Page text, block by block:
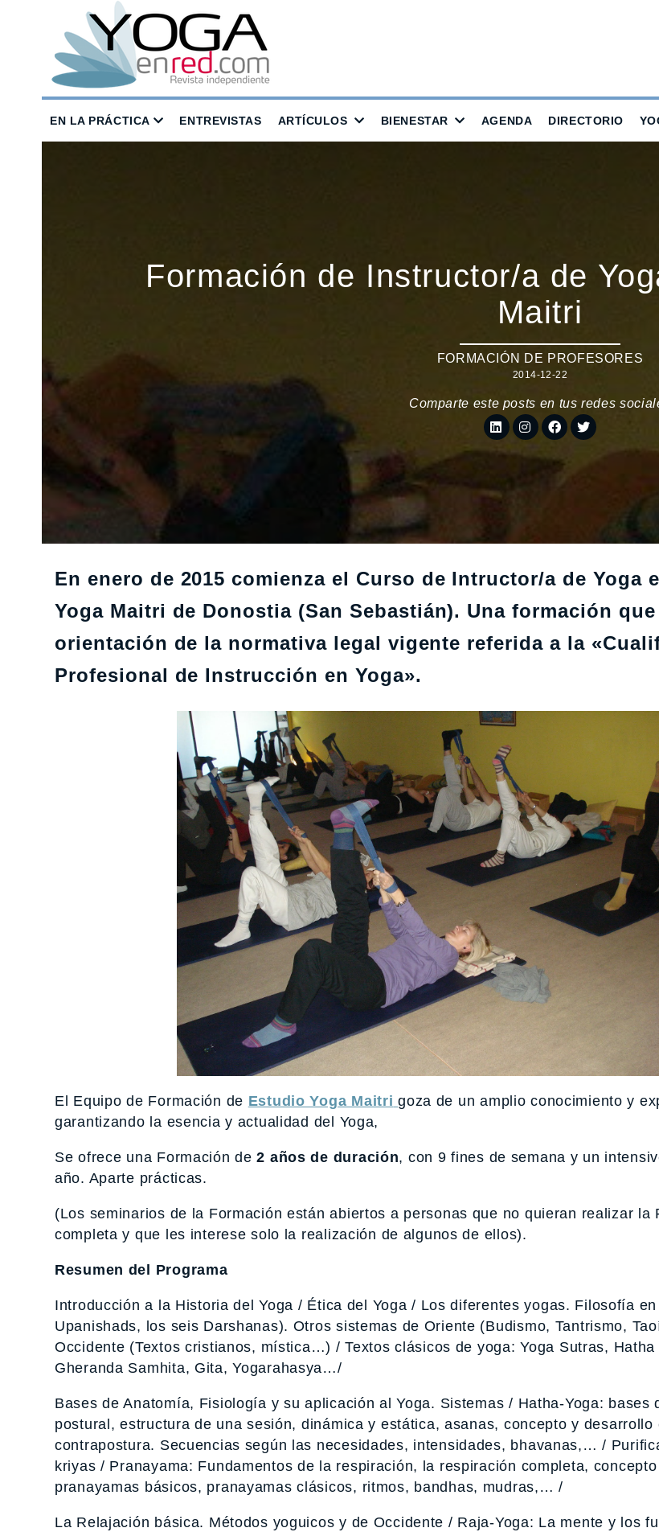
EN LA PRÁCTICA ENTREVISTAS ARTÍCULOS BIENESTAR AGENDA DIRECTORIO
Formación de Instructor/a de
Maitri
FORMACIÓN DE PROFESORES
2014-12-22
Comparte este posts en tus redes
En enero de 2015 comienza el Curso de Intructor/a de Yoga
Yoga Maitri de Donostia (San Sebastián). Una formación
orientación de la normativa legal vigente referida a la
Profesional de Instrucción en Yoga».
El Equipo de Formación de Estudio Yoga Maitri goza de un amplio conocimiento y
garantizando la esencia y actualidad del Yoga,
Se ofrece una Formación de 2 años de duración, con 9 fines de semana y un
año. Aparte prácticas.
(Los seminarios de la Formación están abiertos a personas que no quieran realizar la
completa y que les interese solo la realización de algunos de ellos).
Resumen del Programa
Introducción a la Historia del Yoga / Ética del Yoga / Los diferentes yogas. Filosofía
Upanishads, los seis Darshanas). Otros sistemas de Oriente (Budismo, Tantrismo,
Occidente (Textos cristianos, mística…) / Textos clásicos de yoga: Yoga Sutras, Hatha
Gheranda Samhita, Gita, Yogarahasya…/
Bases de Anatomía, Fisiología y su aplicación al Yoga. Sistemas / Hatha-Yoga: bases
postural, estructura de una sesión, dinámica y estática, asanas, concepto y desarrollo
contrapostura. Secuencias según las necesidades, intensidades, bhavanas,… /
kriyas / Pranayama: Fundamentos de la respiración, la respiración completa,
pranayamas básicos, pranayamas clásicos, ritmos, bandhas, mudras,… /
La Relajación básica. Métodos yoguicos y de Occidente / Raja-Yoga: La mente y los